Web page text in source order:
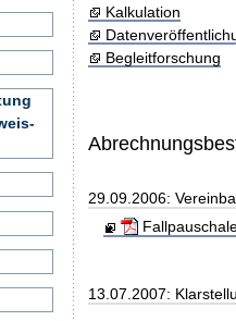
Kalkulation
Begleitforschung
29.09.2006:
13.07.2007: